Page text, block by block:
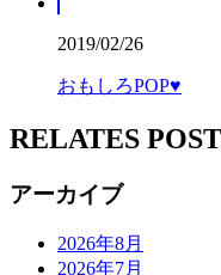
2019/02/26
おもしろPOP♥
RELATES
アーカイブ
2026年8月
2026年7月